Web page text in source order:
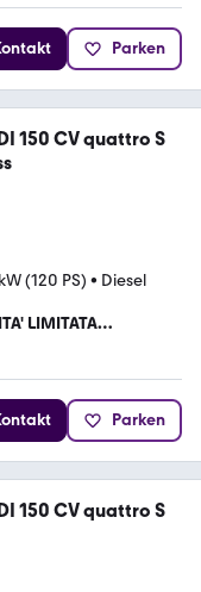
Parken
150 CV quattro S
(120 PS) • Diesel
Parken
150 CV quattro S